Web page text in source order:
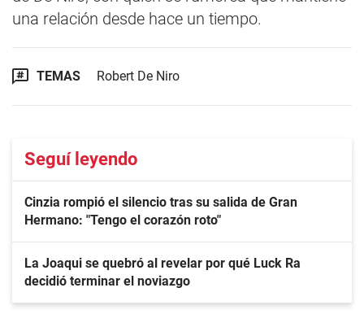
una relación desde hace un tiempo.
TEMAS Robert De Niro
Seguí leyendo
Cinzia rompió el silencio tras su salida de Gran
Hermano: "Tengo el corazón roto"
La Joaqui se quebró al revelar por qué Luck Ra
decidió terminar el noviazgo